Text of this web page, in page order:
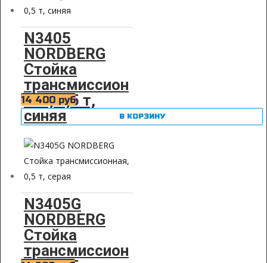
N3405
NORDBERG
Стойка
трансмиссион
ная, 0,5 т,
синяя
14 400 руб
В КОРЗИНУ
N3405G
NORDBERG
Стойка
трансмиссион